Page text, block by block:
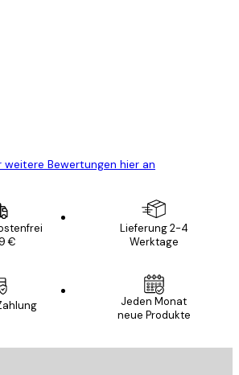
weitere Bewertungen hier an
€
Lieferung 2-4
Werktage
Jeden Monat
neue Produkte